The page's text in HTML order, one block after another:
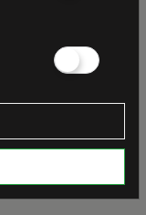
til de strandede. Arbejdet